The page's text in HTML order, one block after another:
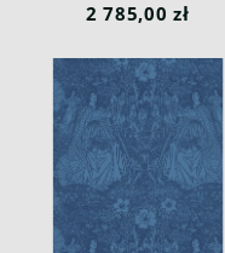
2 785,00 zł